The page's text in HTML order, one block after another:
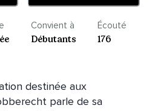
Convient à
Débutants
Écouté
176
destinée aux
parle de sa